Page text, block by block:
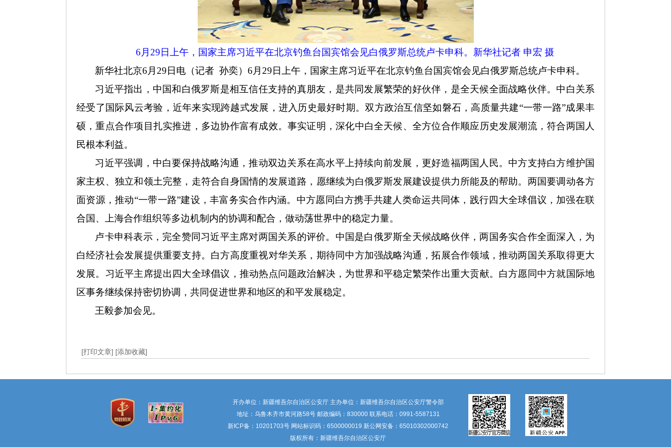
6月29日上午，国家主席习近平在北京钓鱼台国宾馆会见白俄罗斯总统卢卡申科。新华社记者 申宏 摄
新华社北京6月29日电（记者 孙奕）6月29日上午，国家主席习近平在北京钓鱼台国宾馆会见白俄罗斯总统卢卡申科。
习近平指出，中国和白俄罗斯是相互信任支持的真朋友，是共同发展繁荣的好伙伴，是全天候全面战略伙伴。中白关系
经受了国际风云考验，近年来实现跨越式发展，进入历史最好时期。双方政治互信坚如磐石，高质量共建“一带一路”成果丰
硕，重点合作项目扎实推进，多边协作富有成效。事实证明，深化中白全天候、全方位合作顺应历史发展潮流，符合两国人
民根本利益。
习近平强调，中白要保持战略沟通，推动双边关系在高水平上持续向前发展，更好造福两国人民。中方支持白方维护国
家主权、独立和领土完整，走符合自身国情的发展道路，愿继续为白俄罗斯发展建设提供力所能及的帮助。两国要调动各方
面资源，推动“一带一路”建设，丰富务实合作内涵。中方愿同白方携手共建人类命运共同体，践行四大全球倡议，加强在联
合国、上海合作组织等多边机制内的协调和配合，做动荡世界中的稳定力量。
卢卡申科表示，完全赞同习近平主席对两国关系的评价。中国是白俄罗斯全天候战略伙伴，两国务实合作全面深入，为
白经济社会发展提供重要支持。白方高度重视对华关系，期待同中方加强战略沟通，拓展合作领域，推动两国关系取得更大
发展。习近平主席提出四大全球倡议，推动热点问题政治解决，为世界和平稳定繁荣作出重大贡献。白方愿同中方就国际地
区事务继续保持密切协调，共同促进世界和地区的和平发展稳定。
王毅参加会见。
[打印文章] [添加收藏]
开办单位：新疆维吾尔自治区公安厅 主办单位：新疆维吾尔自治区公安厅警令部
地址：乌鲁木齐市黄河路58号 邮政编码：830000 联系电话：0991-5587131
新ICP备： 10201703号 网站标识码：6500000019 新公网安备：65010302000742
版权所有：新疆维吾尔自治区公安厅